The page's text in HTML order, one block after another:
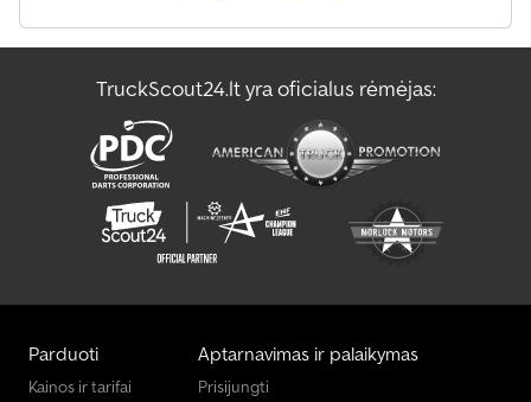
TruckScout24.lt yra oficialus rėmėjas:
Parduoti
Kainos ir tarifai
Aptarnavimas ir palaikymas
Prisijungti